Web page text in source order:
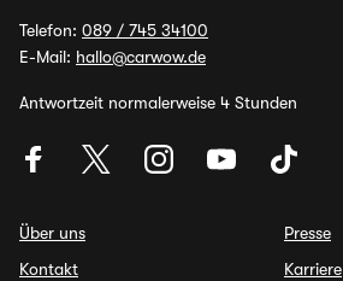
Telefon: 089 / 745 34100
E-Mail: hallo@carwow.de
Antwortzeit normalerweise 4 Stunden
Über uns
Kontakt
Presse
Karriere